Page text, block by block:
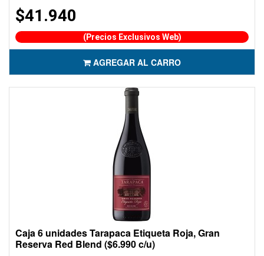
$41.940
(Precios Exclusivos Web)
AGREGAR AL CARRO
Caja 6 unidades Tarapaca Etiqueta Roja, Gran
Reserva Red Blend ($6.990 c/u)